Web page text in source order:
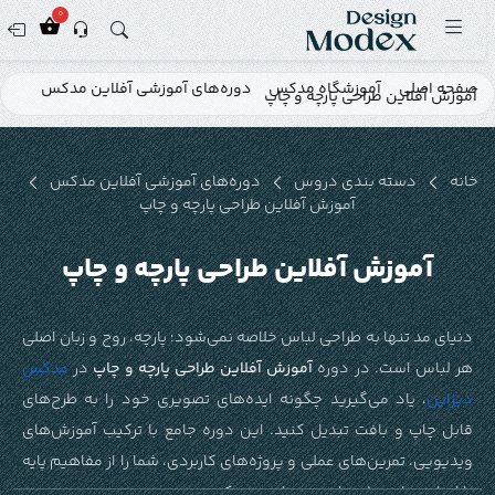
0
صفحه اصلی آموزشگاه مدکس دوره‌های آموزشی آفلاین مدکس آموزش آفلاین طراحی پارچه و چاپ
خانه دسته بندی دروس
دوره‌های آموزشی آفلاین مدکس
آموزش آفلاین طراحی پارچه و چاپ
آموزش آفلاین طراحی پارچه و چاپ
دنیای مد تنها به طراحی لباس خلاصه نمی‌شود؛ پارچه، روح و زبان اصلی
هر لباس است. در دورهآموزش آفلاین طراحی پارچه و چاپدرمدکس
دیزاین، یاد می‌گیرید چگونه ایده‌های تصویری خود را به طرح‌های
قابل چاپ و بافت تبدیل کنید. این دوره جامع با ترکیب آموزش‌های
ویدیویی، تمرین‌های عملی و پروژه‌های کاربردی، شما را از مفاهیم پایه